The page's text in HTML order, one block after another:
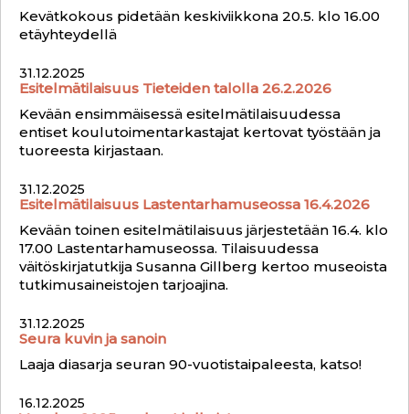
Kevätkokous pidetään keskiviikkona 20.5. klo 16.00
etäyhteydellä
31.12.2025
Esitelmätilaisuus Tieteiden talolla 26.2.2026
Kevään ensimmäisessä esitelmätilaisuudessa
entiset koulutoimentarkastajat kertovat työstään ja
tuoreesta kirjastaan.
31.12.2025
Esitelmätilaisuus Lastentarhamuseossa 16.4.2026
Kevään toinen esitelmätilaisuus järjestetään 16.4. klo
17.00 Lastentarhamuseossa. Tilaisuudessa
väitöskirjatutkija Susanna Gillberg kertoo museoista
tutkimusaineistojen tarjoajina.
31.12.2025
Seura kuvin ja sanoin
Laaja diasarja seuran 90-vuotistaipaleesta, katso!
16.12.2025